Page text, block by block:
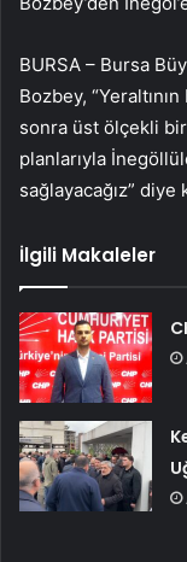
BURSA – Bursa
Bozbey,
sonra üst ölçekli
planlarıyla
sağlayacağız” diye
İlgili Makaleler